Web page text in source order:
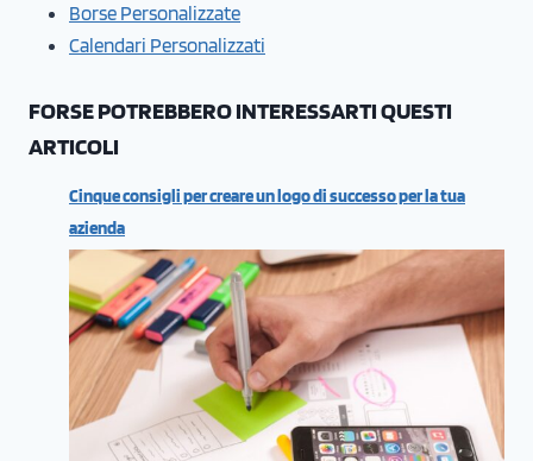
Borse Personalizzate
Calendari Personalizzati
FORSE POTREBBERO INTERESSARTI QUESTI
ARTICOLI
Cinque consigli per creare un logo di successo per la tua
azienda